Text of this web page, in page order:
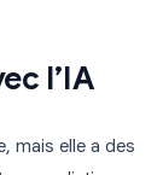
l’IA
mais elle a des